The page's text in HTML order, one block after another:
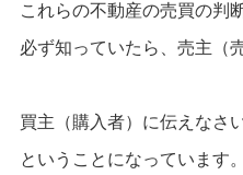
これらの不動産の売買の判
必ず知っていたら、売主（
買主（購入者）に伝えなさい
ということになっています。